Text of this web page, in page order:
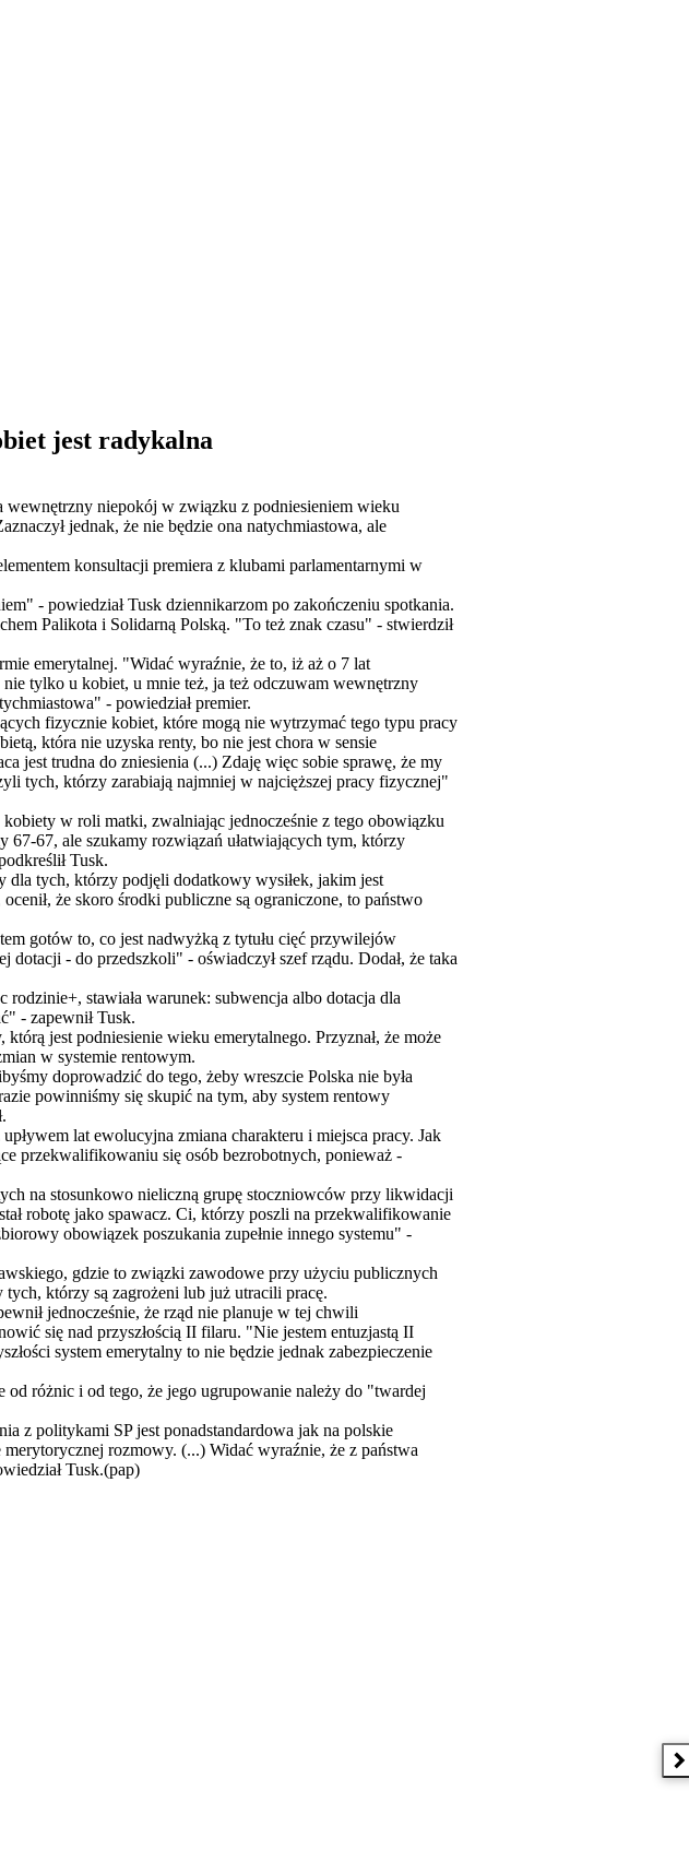
jest radykalna
wewnętrzny niepokój w związku z podniesieniem wieku
jednak, że nie będzie ona natychmiastowa, ale
konsultacji premiera z klubami parlamentarnymi w
- powiedział Tusk dziennikarzom po zakończeniu spotkania.
Palikota i Solidarną Polską. "To też znak czasu" - stwierdził
emerytalnej. "Widać wyraźnie, że to, iż aż o 7 lat
tylko u kobiet, u mnie też, ja też odczuwam wewnętrzny
- powiedział premier.
fizycznie kobiet, które mogą nie wytrzymać tego typu pracy
która nie uzyska renty, bo nie jest chora w sensie
jest trudna do zniesienia (...) Zdaję więc sobie sprawę, że my
tych, którzy zarabiają najmniej w najcięższej pracy fizycznej"
kobiety w roli matki, zwalniając jednocześnie z tego obowiązku
67, ale szukamy rozwiązań ułatwiających tym, którzy
Tusk.
dla tych, którzy podjęli dodatkowy wysiłek, jakim jest
że skoro środki publiczne są ograniczone, to państwo
gotów to, co jest nadwyżką z tytułu cięć przywilejów
- do przedszkoli" - oświadczył szef rządu. Dodał, że taka
stawiała warunek: subwencja albo dotacja dla
- zapewnił Tusk.
jest podniesienie wieku emerytalnego. Przyznał, że może
w systemie rentowym.
doprowadzić do tego, żeby wreszcie Polska nie była
powinniśmy się skupić na tym, aby system rentowy
lat ewolucyjna zmiana charakteru i miejsca pracy. Jak
przekwalifikowaniu się osób bezrobotnych, ponieważ -
na stosunkowo nieliczną grupę stoczniowców przy likwidacji
robotę jako spawacz. Ci, którzy poszli na przekwalifikowanie
obowiązek poszukania zupełnie innego systemu" -
gdzie to związki zawodowe przy użyciu publicznych
którzy są zagrożeni lub już utracili pracę.
jednocześnie, że rząd nie planuje w tej chwili
się nad przyszłością II filaru. "Nie jestem entuzjastą II
system emerytalny to nie będzie jednak zabezpieczenie
od różnic i od tego, że jego ugrupowanie należy do "twardej
z politykami SP jest ponadstandardowa jak na polskie
rozmowy. (...) Widać wyraźnie, że z państwa
Tusk.(pap)